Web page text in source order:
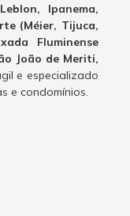
Ipanema,
(Méier, Tijuca,
Fluminense
João de Meriti,
e especializado
e condomínios.